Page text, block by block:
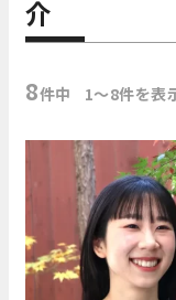
介
8件中 1〜8件を表